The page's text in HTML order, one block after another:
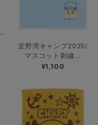
宜野湾キャンプ2025/
マスコット刺繍...
¥1,100